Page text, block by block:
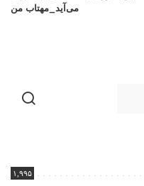
می‌آید_مهتاب من
۱,۹۹۵